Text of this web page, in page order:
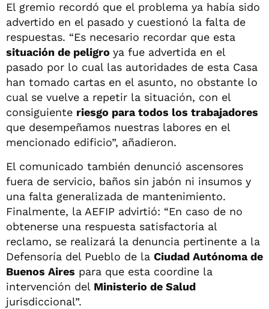
El gremio recordó que el problema ya había sido
advertido en el pasado y cuestionó la falta de
respuestas. “Es necesario recordar que esta
situación de peligro ya fue advertida en el
pasado por lo cual las autoridades de esta Casa
han tomado cartas en el asunto, no obstante lo
cual se vuelve a repetir la situación, con el
consiguiente riesgo para todos los trabajadores
que desempeñamos nuestras labores en el
mencionado edificio”, añadieron.
El comunicado también denunció ascensores
fuera de servicio, baños sin jabón ni insumos y
una falta generalizada de mantenimiento.
Finalmente, la AEFIP advirtió: “En caso de no
obtenerse una respuesta satisfactoria al
reclamo, se realizará la denuncia pertinente a la
Defensoría del Pueblo de la Ciudad Autónoma de
Buenos Aires para que esta coordine la
intervención del Ministerio de Salud
jurisdiccional”.